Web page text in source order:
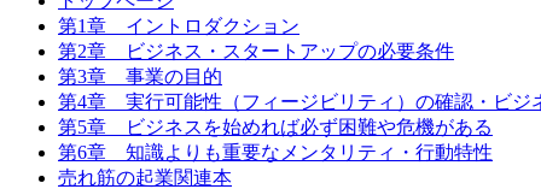
第1章 イントロダクション
第2章 ビジネス・スタートアップの必要条件
第3章 事業の目的
第4章 実行可能性（フィージビリティ）の確認・ビジ
第5章 ビジネスを始めれば必ず困難や危機がある
第6章 知識よりも重要なメンタリティ・行動特性
売れ筋の起業関連本